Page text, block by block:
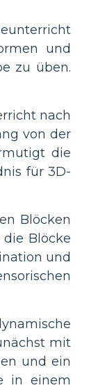
und
zu üben.
nach
von der
die
für 3D-
Blöcken
Blöcke
und
mit
und ein
in einem